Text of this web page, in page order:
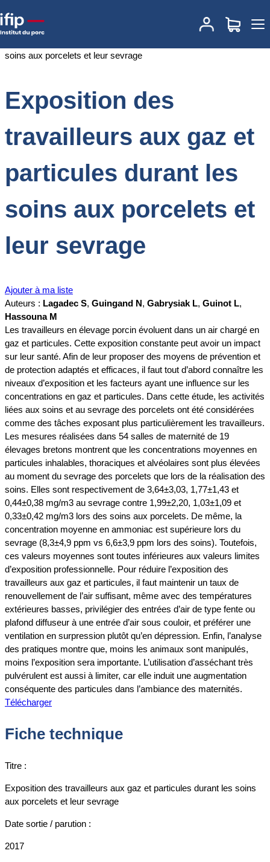
Accueil
Exposition des travailleurs aux gaz et
particules durant les soins aux porcelets et leur sevrage
Exposition des
travailleurs aux gaz et
particules durant les
soins aux porcelets et
leur sevrage
Ajouter à ma liste
Auteurs : Lagadec S, Guingand N, Gabrysiak L, Guinot L,
Hassouna M
Les travailleurs en élevage porcin évoluent dans un air chargé en
gaz et particules. Cette exposition constante peut avoir un impact
sur leur santé. Afin de leur proposer des moyens de prévention et
de protection adaptés et efficaces, il faut tout d’abord connaître les
niveaux d’exposition et les facteurs ayant une influence sur les
concentrations en gaz et particules. Dans cette étude, les activités
liées aux soins et au sevrage des porcelets ont été considérées
comme des tâches exposant plus particulièrement les travailleurs.
Les mesures réalisées dans 54 salles de maternité de 19
élevages bretons montrent que les concentrations moyennes en
particules inhalables, thoraciques et alvéolaires sont plus élevées
au moment du sevrage des porcelets que lors de la réalisation des
soins. Elles sont respectivement de 3,64±3,03, 1,77±1,43 et
0,44±0,38 mg/m3 au sevrage contre 1,99±2,20, 1,03±1,09 et
0,33±0,42 mg/m3 lors des soins aux porcelets. De même, la
concentration moyenne en ammoniac est supérieure lors du
sevrage (8,3±4,9 ppm vs 6,6±3,9 ppm lors des soins). Toutefois,
ces valeurs moyennes sont toutes inférieures aux valeurs limites
d’exposition professionnelle. Pour réduire l’exposition des
travailleurs aux gaz et particules, il faut maintenir un taux de
renouvellement de l’air suffisant, même avec des températures
extérieures basses, privilégier des entrées d’air de type fente ou
plafond diffuseur à une entrée d’air sous couloir, et préférer une
ventilation en surpression plutôt qu’en dépression. Enfin, l’analyse
des pratiques montre que, moins les animaux sont manipulés,
moins l’exposition sera importante. L’utilisation d’asséchant très
pulvérulent est aussi à limiter, car elle induit une augmentation
conséquente des particules dans l’ambiance des maternités.
Télécharger
Fiche technique
Titre :
Exposition des travailleurs aux gaz et particules durant les soins
aux porcelets et leur sevrage
Date sortie / parution :
2017